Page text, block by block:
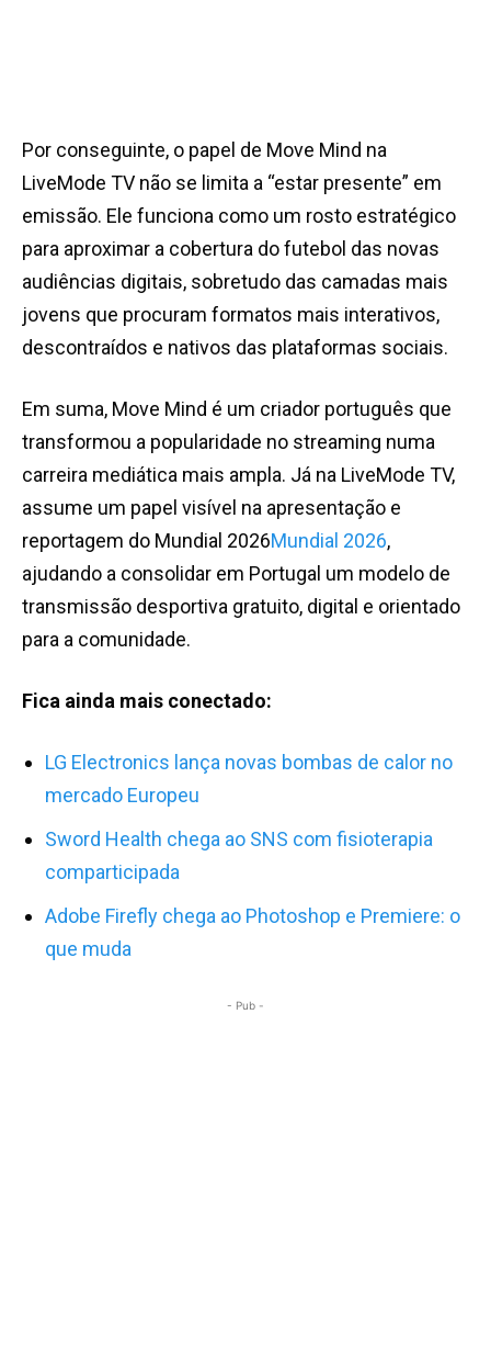
Por conseguinte, o papel de Move Mind na
LiveMode TV não se limita a “estar presente” em
emissão. Ele funciona como um rosto estratégico
para aproximar a cobertura do futebol das novas
audiências digitais, sobretudo das camadas mais
jovens que procuram formatos mais interativos,
descontraídos e nativos das plataformas sociais.
Em suma, Move Mind é um criador português que
transformou a popularidade no streaming numa
carreira mediática mais ampla. Já na LiveMode TV,
assume um papel visível na apresentação e
reportagem do Mundial 2026Mundial 2026,
ajudando a consolidar em Portugal um modelo de
transmissão desportiva gratuito, digital e orientado
para a comunidade.
Fica ainda mais conectado:
LG Electronics lança novas bombas de calor no
mercado Europeu
Sword Health chega ao SNS com fisioterapia
comparticipada
Adobe Firefly chega ao Photoshop e Premiere: o
que muda
- Pub -